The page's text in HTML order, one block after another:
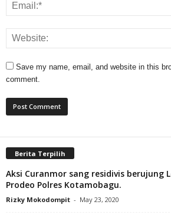
Save my name, email, and website in this
comment.
Berita Terpilih
Aksi Curanmor sang residivis berujung
Prodeo Polres Kotamobagu.
Rizky Mokodompit - May 23, 2020